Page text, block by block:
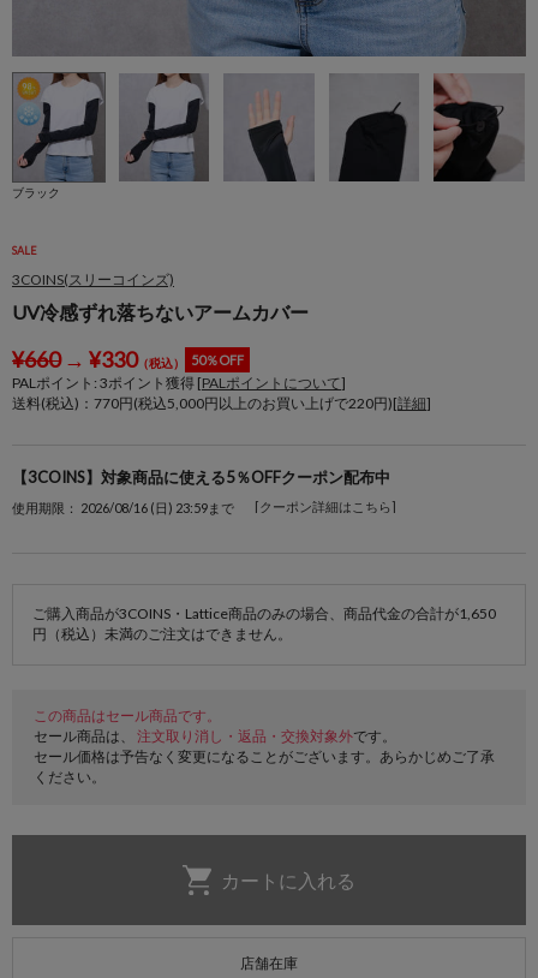
ブラック
SALE
3COINS(スリーコインズ)
UV冷感ずれ落ちないアームカバー
¥660→ ¥330（税込） 50％OFF
PALポイント: 3ポイント獲得 [PALポイントについて]
送料(税込)：770円(税込5,000円以上のお買い上げで220円)[詳細]
【3COINS】対象商品に使える5％OFFクーポン配布中
使用期限： 2026/08/16 (日) 23:59まで [クーポン詳細はこちら]
ご購入商品が3COINS・Lattice商品のみの場合、商品代金の合計が1,650
円（税込）未満のご注文はできません。
この商品はセール商品です。
セール商品は、 注文取り消し・返品・交換対象外です。
セール価格は予告なく変更になることがございます。あらかじめご了承
ください。
店舗在庫